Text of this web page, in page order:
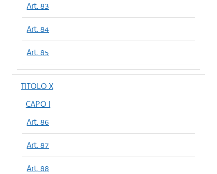
Art. 83
Art. 84
Art. 85
TITOLO X
CAPO I
Art. 86
Art. 87
Art. 88